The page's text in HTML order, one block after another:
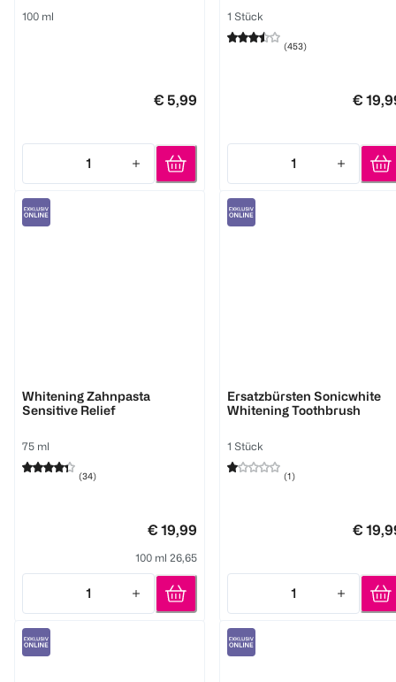
100 ml
€ 5,99
1
Quantity: 1
1 Stück
(453)
€
1
Quantity: 1
Whitening Zahnpasta
Sensitive Relief
75 ml
(34)
€ 19,99
100 ml 26,65
1
Quantity: 1
Ersatzbürsten Sonicwhite
Whitening Toothbrush
1 Stück
(1)
€
1
Quantity: 1